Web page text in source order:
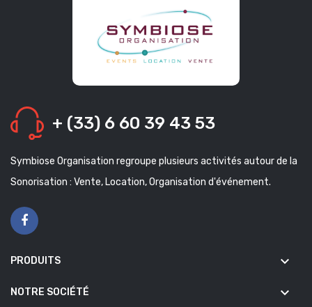
+ (33) 6 60 39 43 53
Symbiose Organisation regroupe plusieurs activités autour de la
Sonorisation : Vente, Location, Organisation d'événement.
PRODUITS keyboard_arrow_down
NOTRE SOCIÉTÉ keyboard_arrow_down